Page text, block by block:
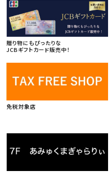
贈り物にもぴったりな
JCBギフトカード販売中！
免税対象店